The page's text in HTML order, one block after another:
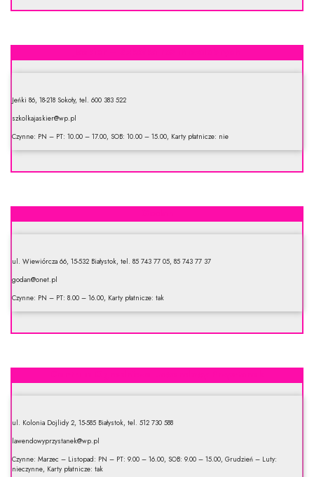
Jeńki 86, 18-218 Sokoły, tel. 600 383 522
szkolkajaskier@wp.pl
Czynne: PN – PT: 10.00 – 17.00, SOB: 10.00 – 15.00, Karty płatnicze: nie
ul. Wiewiórcza 66, 15-532 Białystok, tel. 85 743 77 05, 85 743 77 37
godan@onet.pl
Czynne: PN – PT: 8.00 – 16.00, Karty płatnicze: tak
ul. Kolonia Dojlidy 2, 15-585 Białystok, tel. 512 730 588
lawendowyprzystanek@wp.pl
Czynne: Marzec – Listopad: PN – PT: 9.00 – 16.00, SOB: 9.00 – 15.00, Grudzień – Luty:
nieczynne, Karty płatnicze: tak